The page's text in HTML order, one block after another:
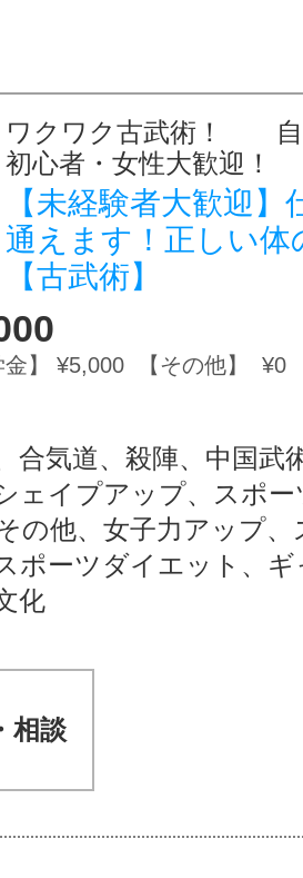
ワクワク古武術！
初心者・女性大歓迎！
【未経験者大歓迎】
通えます！正しい体
【古武術】
金】 ¥5,000 【その他】 ¥0
合気道、殺陣、中国武
ェイプアップ、スポ
の他、女子力アップ、
ポーツダイエット、
化
相談